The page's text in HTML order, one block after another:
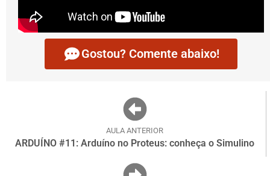
Gostou? Comente abaixo!
AULA ANTERIOR
ARDUÍNO #11: Arduíno no Proteus: conheça o Simulino